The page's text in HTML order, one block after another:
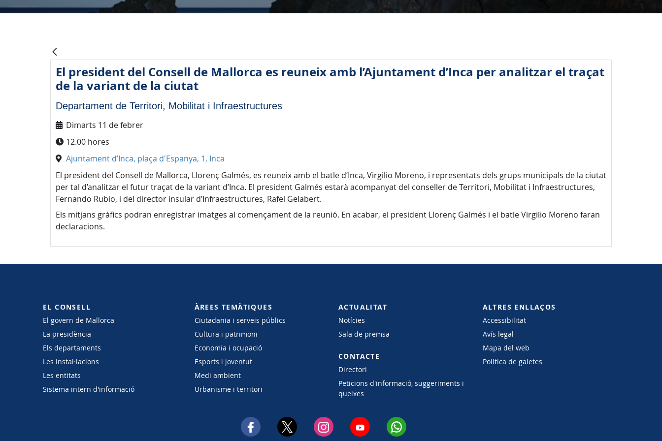
El president del Consell de Mallorca es reuneix amb l’Ajuntament d’Inca per analitzar el traçat
de la variant de la ciutat
Departament de Territori, Mobilitat i Infraestructures
Dimarts 11 de febrer
12.00 hores
Ajuntament d’Inca, plaça d'Espanya, 1, Inca
El president del Consell de Mallorca, Llorenç Galmés, es reuneix amb el batle d’Inca, Virgilio Moreno, i representats dels grups municipals de la ciutat
per tal d’analitzar el futur traçat de la variant d’Inca. El president Galmés estarà acompanyat del conseller de Territori, Mobilitat i Infraestructures,
Fernando Rubio, i del director insular d’Infraestructures, Rafel Gelabert.
Els mitjans gràfics podran enregistrar imatges al començament de la reunió. En acabar, el president Llorenç Galmés i el batle Virgilio Moreno faran
declaracions.
EL CONSELL
El govern de Mallorca
La presidència
Els departaments
Les instal·lacions
Les entitats
Sistema intern d'informació
ÀREES TEMÀTIQUES
Ciutadania i serveis públics
Cultura i patrimoni
Economia i ocupació
Esports i joventut
Medi ambient
Urbanisme i territori
ACTUALITAT
Notícies
Sala de premsa
CONTACTE
Directori
Peticions d'informació, suggeriments i
queixes
ALTRES ENLLAÇOS
Accessibilitat
Avís legal
Mapa del web
Política de galetes